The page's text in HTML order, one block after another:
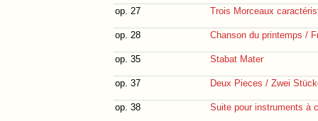
op. 27 Trois Morceaux
op. 28 Chanson du printemps /
op. 35 Stabat Mater
op. 37 Deux Pieces / Zwei
op. 38 Suite pour instruments à